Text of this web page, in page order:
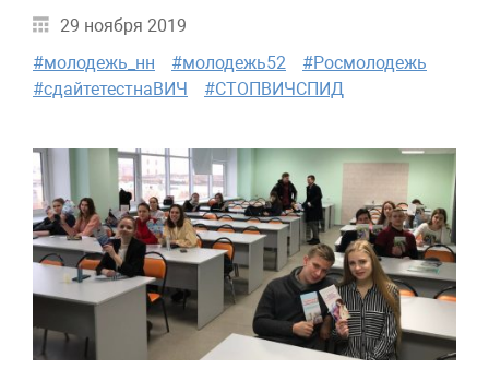
29 ноября 2019
#молодежь_нн
#молодежь52
#Росмолодежь
#сдайтетестнаВИЧ
#СТОПВИЧСПИД